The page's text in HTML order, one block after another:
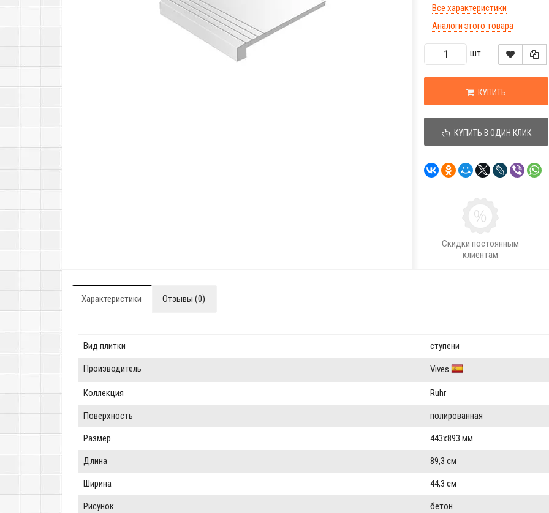
Все характеристики
Аналоги этого товара
шт
КУПИТЬ
КУПИТЬ В ОДИН КЛИК
Скидки постоянным
клиентам
Характеристики Отзывы (0)
Вид плитки ступени
Производитель Vives
Коллекция Ruhr
Поверхность полированная
Размер 443x893 мм
Длина 89,3 см
Ширина 44,3 см
Рисунок бетон